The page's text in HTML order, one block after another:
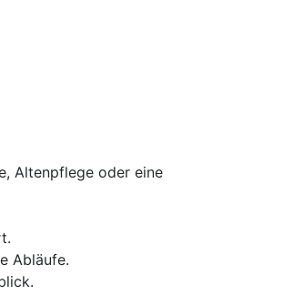
Altenpflege oder eine
Abläufe.